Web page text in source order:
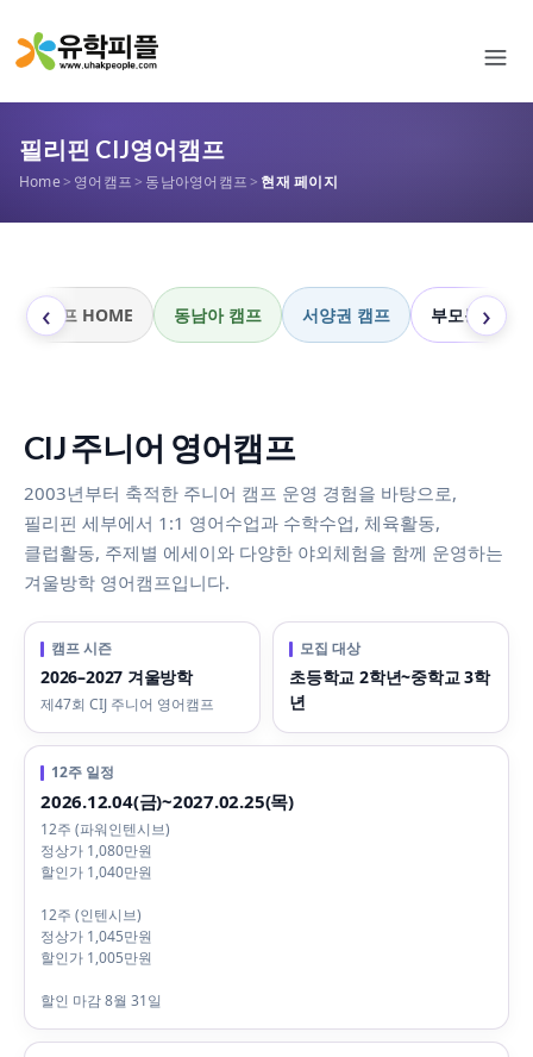
필리핀 CIJ영어캠프
Home> 영어캠프> 동남아영어캠프> 현재 페이지
‹캠프 HOME 동남아 캠프 서양권 캠프 부모동반 프
›
CIJ 주니어 영어캠프
2003년부터 축적한 주니어 캠프 운영 경험을 바탕으로,
필리핀 세부에서 1:1 영어수업과 수학수업, 체육활동,
클럽활동, 주제별 에세이와 다양한 야외체험을 함께 운영하는
겨울방학 영어캠프입니다.
캠프 시즌
2026–2027 겨울방학
제47회 CIJ 주니어 영어캠프
모집 대상
초등학교 2학년~중학교 3학
년
12주 일정
2026.12.04(금)~2027.02.25(목)
12주 (파워인텐시브)
정상가 1,080만원
할인가 1,040만원
12주 (인텐시브)
정상가 1,045만원
할인가 1,005만원
할인 마감 8월 31일